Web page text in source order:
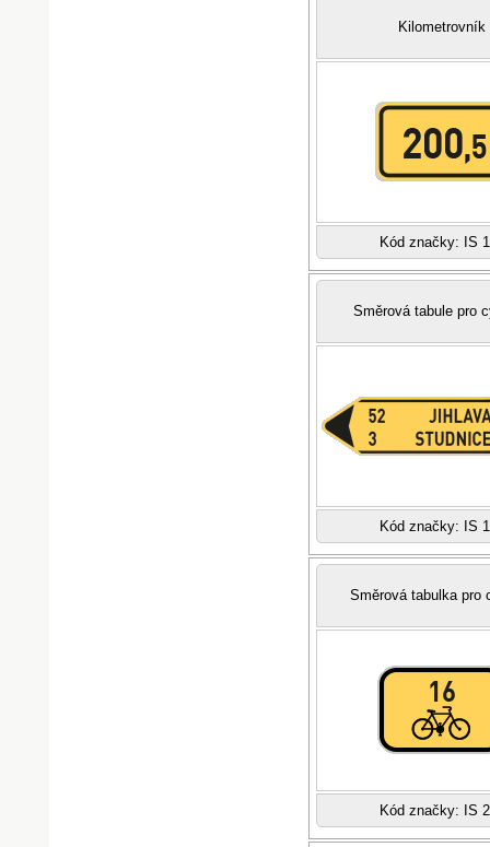
Kilometrovník
Kód značky: IS
Směrová tabule pro
Kód značky: IS
Směrová tabulka pro
Kód značky: IS